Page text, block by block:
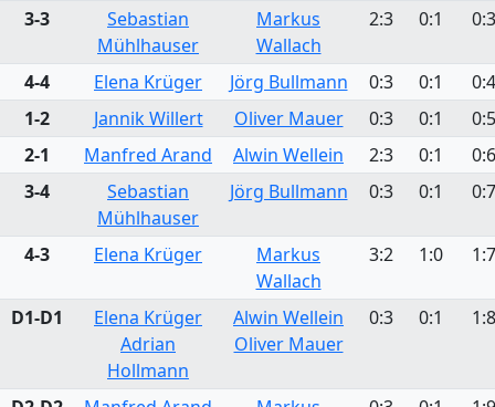
3-3
Sebastian
Mühlhauser
Markus
Wallach
2:3 0:1 0:3
4-4 Elena Krüger Jörg Bullmann 0:3 0:1
0:4
1-2
Jannik Willert Oliver Mauer 0:3 0:1
0:5
2-1
Manfred Arand Alwin Wellein 2:3 0:1
0:6
3-4
Sebastian
Mühlhauser
Jörg Bullmann 0:3 0:1 0:7
4-3 Elena Krüger
Markus
Wallach
3:2 1:0 1:7
D1-D1
Elena Krüger
Adrian
Hollmann
Alwin Wellein
Oliver Mauer
0:3 0:1 1:8